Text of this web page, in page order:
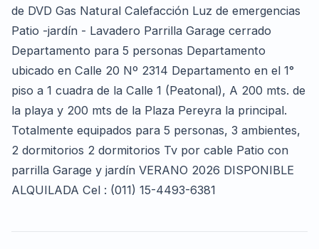
de DVD Gas Natural Calefacción Luz de emergencias
Patio -jardín - Lavadero Parrilla Garage cerrado
Departamento para 5 personas Departamento
ubicado en Calle 20 Nº 2314 Departamento en el 1°
piso a 1 cuadra de la Calle 1 (Peatonal), A 200 mts. de
la playa y 200 mts de la Plaza Pereyra la principal.
Totalmente equipados para 5 personas, 3 ambientes,
2 dormitorios 2 dormitorios Tv por cable Patio con
parrilla Garage y jardín VERANO 2026 DISPONIBLE
ALQUILADA Cel : (011) 15-4493-6381